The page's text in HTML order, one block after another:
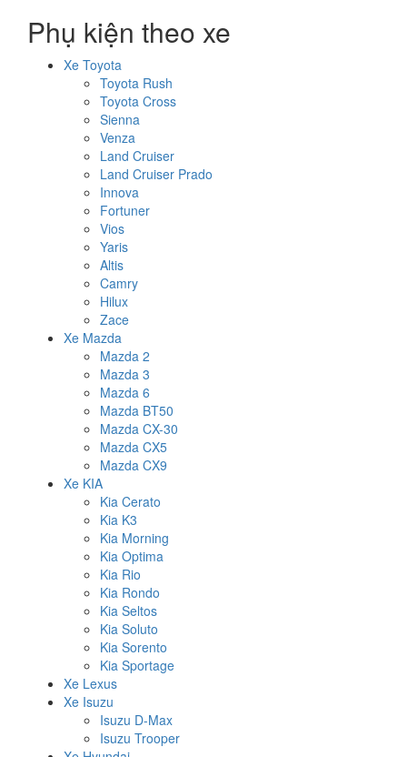
Phụ kiện theo xe
Xe Toyota
Toyota Rush
Toyota Cross
Sienna
Venza
Land Cruiser
Land Cruiser Prado
Innova
Fortuner
Vios
Yaris
Altis
Camry
Hilux
Zace
Xe Mazda
Mazda 2
Mazda 3
Mazda 6
Mazda BT50
Mazda CX-30
Mazda CX5
Mazda CX9
Xe KIA
Kia Cerato
Kia K3
Kia Morning
Kia Optima
Kia Rio
Kia Rondo
Kia Seltos
Kia Soluto
Kia Sorento
Kia Sportage
Xe Lexus
Xe Isuzu
Isuzu D-Max
Isuzu Trooper